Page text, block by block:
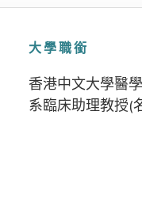
大學職銜
香港中文大學醫
系臨床助理教授(